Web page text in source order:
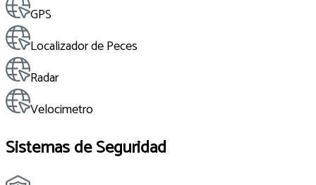
GPS
Localizador de Peces
Radar
Velocimetro
Sistemas de Seguridad